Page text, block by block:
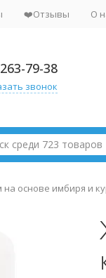
❤️Отзывы О
79-38
звонок
основе имбиря и